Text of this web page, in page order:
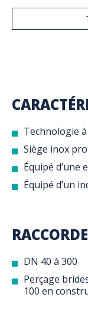
Technologie
Siège inox
Équipé
Équipé d’un
DN 40 à 300
Perçage
100 en